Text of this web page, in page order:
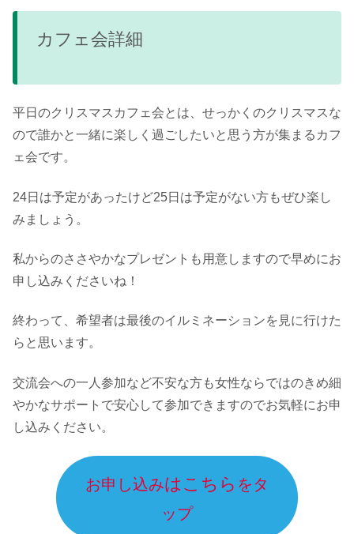
カフェ会詳細
平日のクリスマスカフェ会とは、せっかくのクリスマスな
ので誰かと一緒に楽しく過ごしたいと思う方が集まるカフ
ェ会です。
24日は予定があったけど25日は予定がない方もぜひ楽し
みましょう。
私からのささやかなプレゼントも用意しますので早めにお
申し込みくださいね！
終わって、希望者は最後のイルミネーションを見に行けた
らと思います。
交流会への一人参加など不安な方も女性ならではのきめ細
やかなサポートで安心して参加できますのでお気軽にお申
し込みください。
お申し込みはこちら をタ
ップ